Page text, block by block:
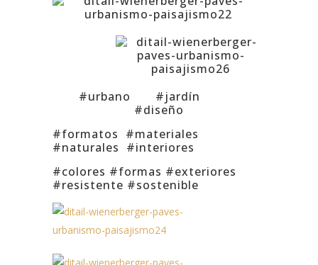
#urbano #jardín
#diseño
#formatos #materiales
#naturales #interiores
#colores #formas #exteriores
#resistente #sostenible